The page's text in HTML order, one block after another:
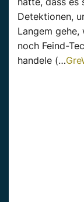
Detektionen,
Langem gehe,
noch Feind-
handele (…